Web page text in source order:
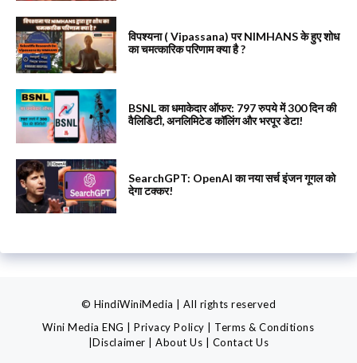
विपश्यना ( Vipassana) पर NIMHANS के हुए शोध
का चमत्कारिक परिणाम क्या है ?
BSNL का धमाकेदार ऑफर: 797 रुपये में 300 दिन की
वैलिडिटी, अनलिमिटेड कॉलिंग और भरपूर डेटा!
SearchGPT: OpenAI का नया सर्च इंजन गूगल को
देगा टक्कर!
© HindiWiniMedia | All rights reserved
Wini Media ENG
|Privacy Policy
Terms & Conditions
|Disclaimer |About Us Contact Us